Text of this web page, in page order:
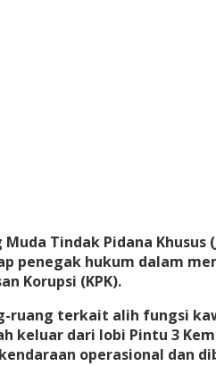
Muda Tindak Pidana
penegak hukum dalam
Korupsi (KPK).
ruang terkait alih fungsi
keluar dari lobi Pintu 3
operasional dan